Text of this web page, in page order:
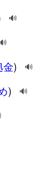
🔊
金) 🔊
) 🔊